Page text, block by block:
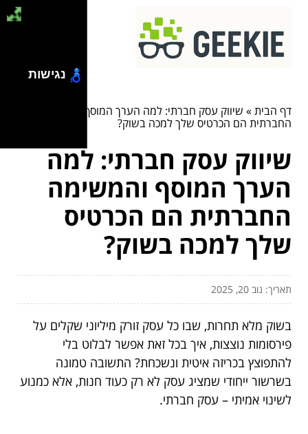
דף הבית» שיווק עסק חברתי: למה הערך המוסף והמשימה
החברתית הם הכרטיס שלך למכה בשוק?
שיווק עסק חברתי: למה
הערך המוסף והמשימה
החברתית הם הכרטיס
שלך למכה בשוק?
תאריך: נוב 20, 2025
בשוק מלא תחרות, שבו כל עסק זורק מיליוני שקלים על
פירסומות נוצצות, איך בכל זאת אפשר לבלוט בלי
להתפוצץ בכריזה איטית ונשכחת? התשובה טמונה
בשרשור ייחודי שמציג עסק לא רק כעוד חנות, אלא כמנוע
לשינוי אמיתי – עסק חברתי.
נגישות